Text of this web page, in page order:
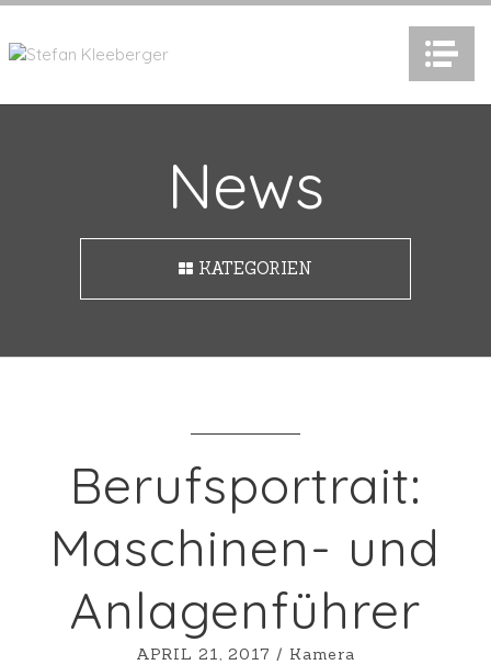
News
KATEGORIEN
Beratung
Charity
Fotografie
Berufsportrait:
Maschinen- und
Anlagenführer
APRIL 21, 2017 / Kamera